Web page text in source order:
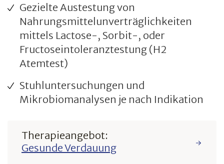
Gezielte Austestung von
Nahrungsmittelunverträglichkeiten
mittels Lactose-, Sorbit-, oder
Fructoseintoleranztestung (H2
Atemtest)
Stuhluntersuchungen und
Mikrobiomanalysen je nach Indikation
Therapieangebot:
Gesunde Verdauung